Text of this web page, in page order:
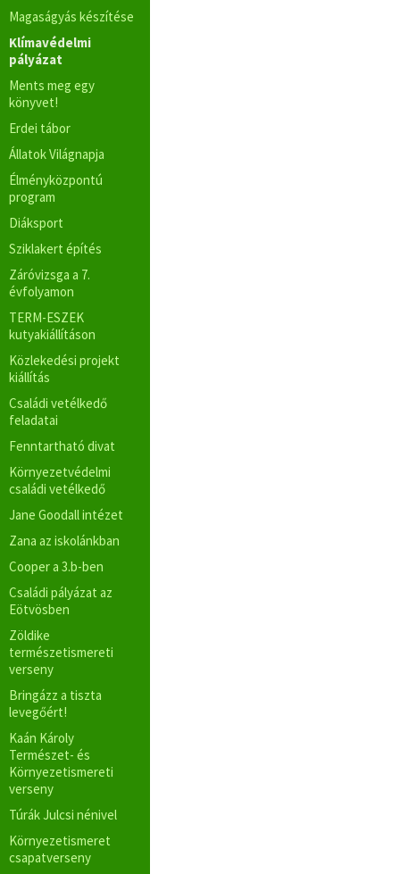
Magaságyás készítése
Klímavédelmi
pályázat
Ments meg egy
könyvet!
Erdei tábor
Állatok Világnapja
Élményközpontú
program
Diáksport
Sziklakert építés
Záróvizsga a 7.
évfolyamon
TERM-ESZEK
kutyakiállításon
Közlekedési projekt
kiállítás
Családi vetélkedő
feladatai
Fenntartható divat
Környezetvédelmi
családi vetélkedő
Jane Goodall intézet
Zana az iskolánkban
Cooper a 3.b-ben
Családi pályázat az
Eötvösben
Zöldike
természetismereti
verseny
Bringázz a tiszta
levegőért!
Kaán Károly
Természet- és
Környezetismereti
verseny
Túrák Julcsi nénivel
Környezetismeret
csapatverseny